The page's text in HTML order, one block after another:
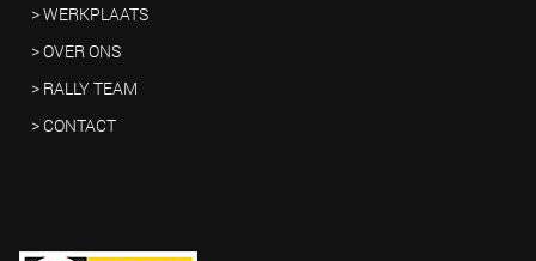
> WERKPLAATS
> OVER ONS
> RALLY TEAM
> CONTACT